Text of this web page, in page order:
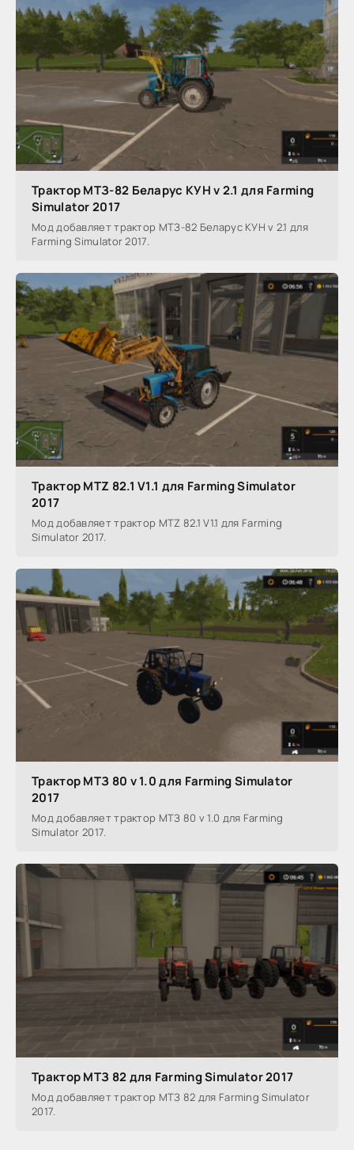
Трактор МТЗ-82 Беларус КУН v 2.1 для Farming
Simulator 2017
Мод добавляет трактор МТЗ-82 Беларус КУН v 2.1 для
Farming Simulator 2017.
Трактор MTZ 82.1 V1.1 для Farming Simulator
2017
Мод добавляет трактор MTZ 82.1 V1.1 для Farming
Simulator 2017.
Трактор МТЗ 80 v 1.0 для Farming Simulator
2017
Мод добавляет трактор МТЗ 80 v 1.0 для Farming
Simulator 2017.
Трактор МТЗ 82 для Farming Simulator 2017
Мод добавляет трактор МТЗ 82 для Farming Simulator
2017.